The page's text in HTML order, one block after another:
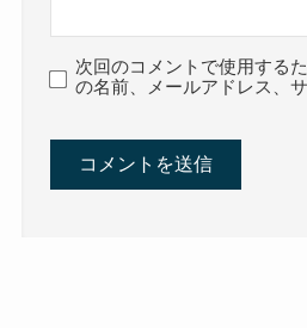
次回のコメントで使用する
の名前、メールアドレス、